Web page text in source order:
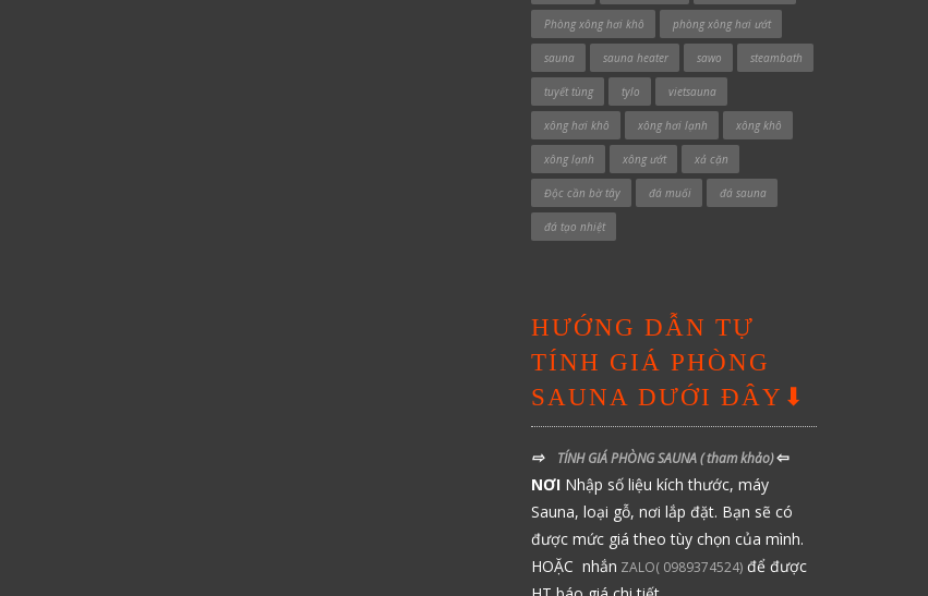
Phòng xông hơi khô phòng xông hơi ướt
sauna sauna heater sawo steambath
tuyết tùng tylo vietsauna
xông hơi khô xông hơi lạnh xông khô
xông lạnh xông ướt xả cặn
Độc cần bờ tây đá muối đá sauna
đá tạo nhiệt
HƯỚNG DẪN TỰ
TÍNH GIÁ PHÒNG
SAUNA DƯỚI ĐÂY⬇
⇨ TÍNH GIÁ PHÒNG SAUNA( tham khảo)⇦
NƠI Nhập số liệu kích thước, máy
Sauna, loại gỗ, nơi lắp đặt. Bạn sẽ có
được mức giá theo tùy chọn của mình.
HOẶC nhắn ZALO( 0989374524)để được